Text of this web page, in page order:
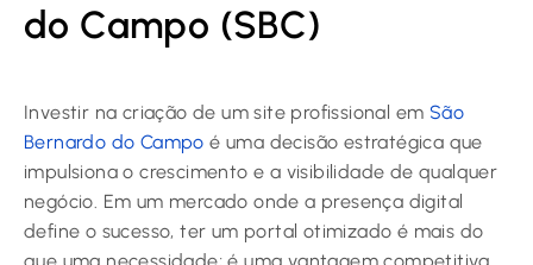
do Campo (SBC)
Investir na criação de um site profissional em São
Bernardo do Campo é uma decisão estratégica que
impulsiona o crescimento e a visibilidade de qualquer
negócio. Em um mercado onde a presença digital
define o sucesso, ter um portal otimizado é mais do